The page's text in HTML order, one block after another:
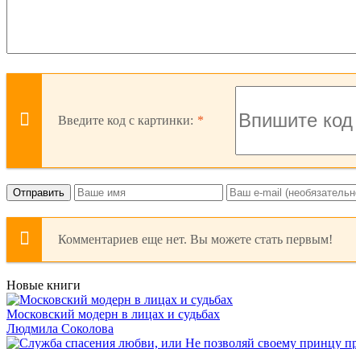
Введите код с картинки:
Отправить
Комментариев еще нет. Вы можете стать первым!
Новые книги
Московский модерн в лицах и судьбах
Людмила Соколова